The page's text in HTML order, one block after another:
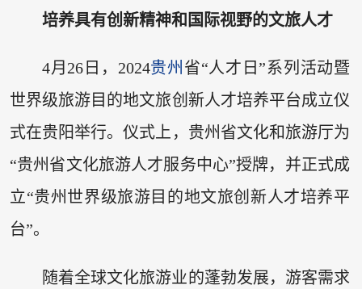
培养具有创新精神和国际视野的文旅人才
4月26日，2024贵州 省“人才日”系列活动暨
世界级旅游目的地文旅创新人才培养平台成立仪
式在贵阳举行。仪式上，贵州省文化和旅游厅为
“贵州省文化旅游人才服务中心”授牌，并正式成
立“贵州世界级旅游目的地文旅创新人才培养平
台”。
随着全球文化旅游业的蓬勃发展，游客需求